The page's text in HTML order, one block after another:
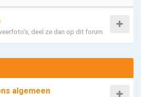
deel ze dan op dit forum
algemeen